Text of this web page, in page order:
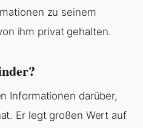
zu seinem
ihm privat gehalten.
Informationen darüber,
Er legt großen Wert auf